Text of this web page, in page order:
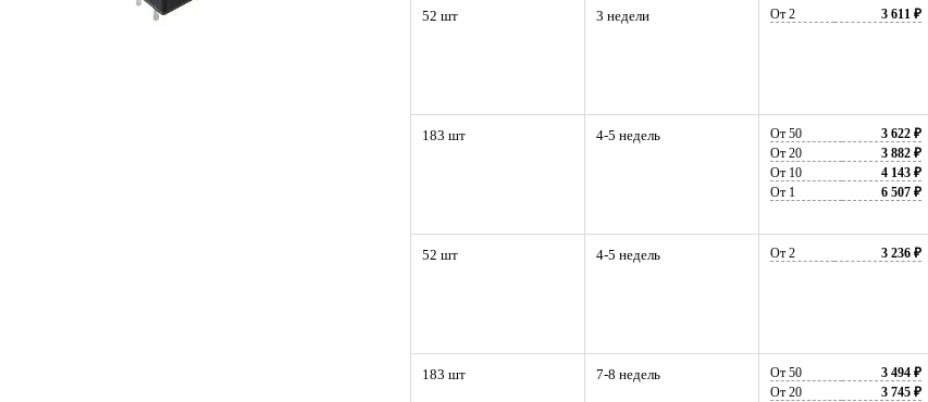
52 шт 3 недели От 2 3 611 ₽
183 шт 4-5 недель От 50
3 622 ₽
От 20
3 882 ₽
От 10
4 143 ₽
От 1
6 507 ₽
52 шт 4-5 недель От 2 3 236 ₽
183 шт 7-8 недель От 50
3 494 ₽
От 20
3 745 ₽